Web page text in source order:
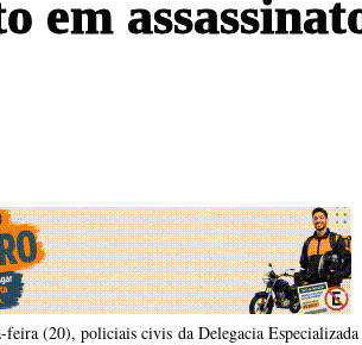
em
feira (20), policiais civis da Delegacia Especializada